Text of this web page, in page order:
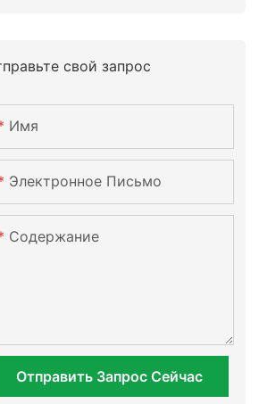
свой запрос
Имя
Электронное Письмо
Содержание
Отправить Запрос Сейчас